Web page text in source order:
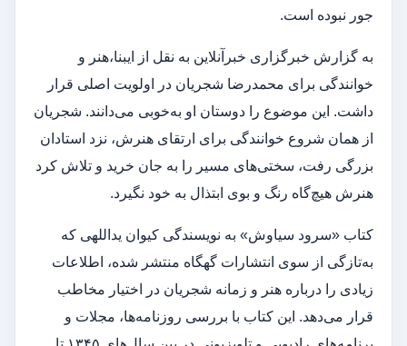
جور نبوده است.
به گزارش خبرگزاری خبرآنلاین به نقل از ایبنا،هنر و
خوانندگی برای محمدرضا شجریان در اولویت اصلی قرار
داشت. این موضوع را دوستان او به‌خوبی می‌دانند. شجریان
از همان شروع خوانندگی برای ارتقای هنرش، نزد استادان
بزرگی رفت، سختی‌های مسیر را به جان خرید و تلاش کرد
هنرش هیچ‌گاه رنگ و بوی ابتذال به خود نگیرد.
کتاب «سرود سیاوش» به نویسندگی کیوان یداللهی که
به‌تازگی از سوی انتشارات گهگاه منتشر شده، اطلاعات
زیادی را درباره هنر و زمانه شجریان در اختیار مخاطب
قرار می‌دهد. این کتاب با بررسی روزنامه‌ها، مجلات و